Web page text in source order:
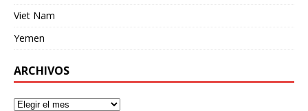
Viet Nam
Yemen
ARCHIVOS